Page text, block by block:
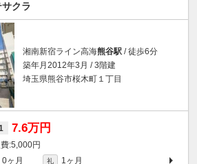
クラ
湘南新宿ライン高海熊谷駅 / 徒歩6分
築年月2012年3月 / 3階建
埼玉県熊谷市桜木町１丁目
7.6万円
5,000円
0ヶ月 礼
1ヶ月